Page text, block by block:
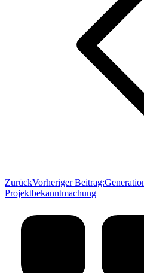
ZurückVorheriger Beitrag:
Projektbekanntmachung